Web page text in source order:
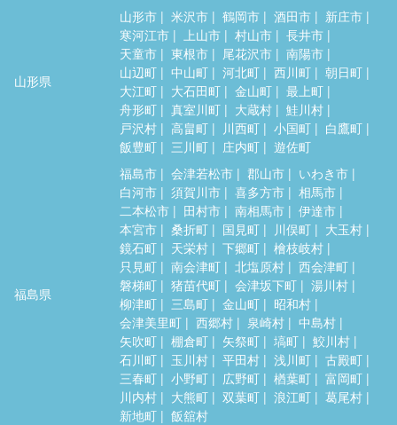
山形県
山形市 米沢市 鶴岡市 酒田市
新庄市
寒河江市
上山市 村山市
長井市
天童市
東根市 尾花沢市
南陽市
山辺町
中山町 河北町 西川町
朝日町
大江町
大石田町 金山町
最上町
舟形町
真室川町 大蔵村
鮭川村
戸沢村
高畠町 川西町 小国町
白鷹町
飯豊町
三川町 庄内町 遊佐町
福島県
福島市 会津若松市 郡山市
いわき市
白河市
須賀川市 喜多方市
相馬市
二本松市
田村市 南相馬市
伊達市
本宮市
桑折町 国見町 川俣町
大玉村
鏡石町
天栄村 下郷町
檜枝岐村
只見町
南会津町 北塩原村
西会津町
磐梯町
猪苗代町 会津坂下町
湯川村
柳津町
三島町 金山町
昭和村
会津美里町
西郷村 泉崎村
中島村
矢吹町
棚倉町 矢祭町 塙町
鮫川村
石川町
玉川村 平田村 浅川町
古殿町
三春町
小野町 広野町 楢葉町
富岡町
川内村
大熊町 双葉町 浪江町
葛尾村
新地町
飯舘村